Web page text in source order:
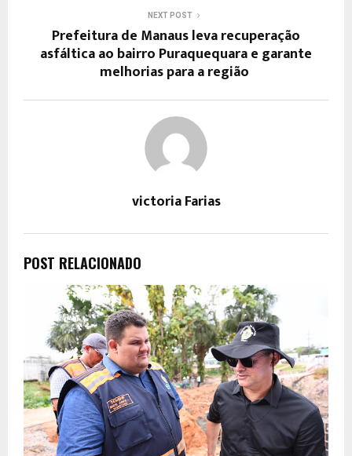
NEXT POST
Prefeitura de Manaus leva recuperação
asfáltica ao bairro Puraquequara e garante
melhorias para a região
victoria Farias
POST RELACIONADO